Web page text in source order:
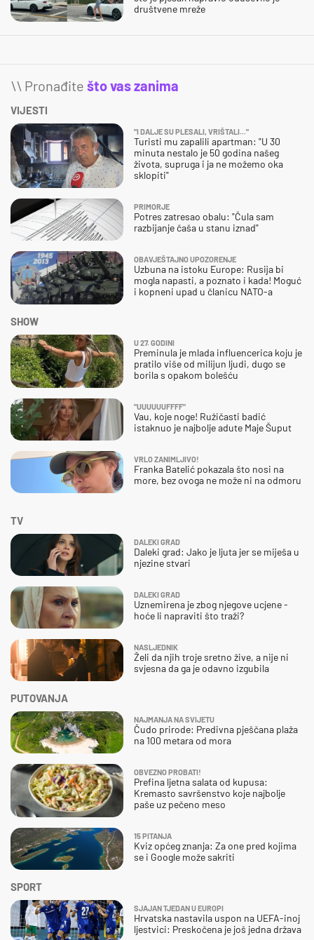
društvene mreže
\\ Pronađite što vas zanima
VIJESTI
"I DALJE SU PLESALI, VRIŠTALI..."
Turisti mu zapalili apartman: "U 30
minuta nestalo je 50 godina našeg
života, supruga i ja ne možemo oka
sklopiti"
PRIMORJE
Potres zatresao obalu: "Čula sam
razbijanje čaša u stanu iznad"
OBAVJEŠTAJNO UPOZORENJE
Uzbuna na istoku Europe: Rusija bi
mogla napasti, a poznato i kada! Moguć
i kopneni upad u članicu NATO-a
SHOW
U 27. GODINI
Preminula je mlada influencerica koju je
pratilo više od milijun ljudi, dugo se
borila s opakom bolešću
"UUUUUUFFFF"
Vau, koje noge! Ružičasti badić
istaknuo je najbolje adute Maje Šuput
VRLO ZANIMLJIVO!
Franka Batelić pokazala što nosi na
more, bez ovoga ne može ni na odmoru
SPORT
SJAJAN TJEDAN U EUROPI
Hrvatska nastavila uspon na UEFA-inoj
ljestvici: Preskočena je još jedna država
TV
DALEKI GRAD
Daleki grad: Jako je ljuta jer se miješa u
njezine stvari
DALEKI GRAD
Uznemirena je zbog njegove ucjene -
hoće li napraviti što traži?
NASLJEDNIK
Želi da njih troje sretno žive, a nije ni
svjesna da ga je odavno izgubila
PUTOVANJA
NAJMANJA NA SVIJETU
Čudo prirode: Predivna pješčana plaža
na 100 metara od mora
OBVEZNO PROBATI!
Prefina ljetna salata od kupusa:
Kremasto savršenstvo koje najbolje
paše uz pečeno meso
15 PITANJA
Kviz općeg znanja: Za one pred kojima
se i Google može sakriti